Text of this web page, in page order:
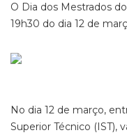
O Dia dos Mestrados
19h30 do dia 12 de
No dia 12 de março,
Superior Técnico (IST),